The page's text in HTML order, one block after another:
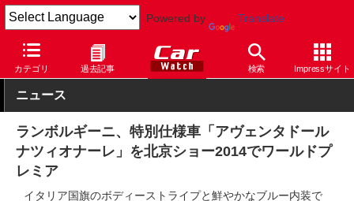
Powered by Translate
カテゴリ 過去記事 検索 Impressサイト
Car Watch 自動車 ランボルギーニ アヴェンタドール
ニュース
ランボルギーニ、特別仕様車「アヴェンタドール
ナツィオナーレ」を北京ショー2014でワールドプ
レミア
イタリア国旗のボディーストライプと鮮やかなブルー内装で